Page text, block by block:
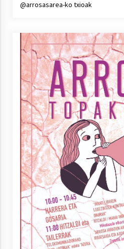
@arrosasarea-ko txioak